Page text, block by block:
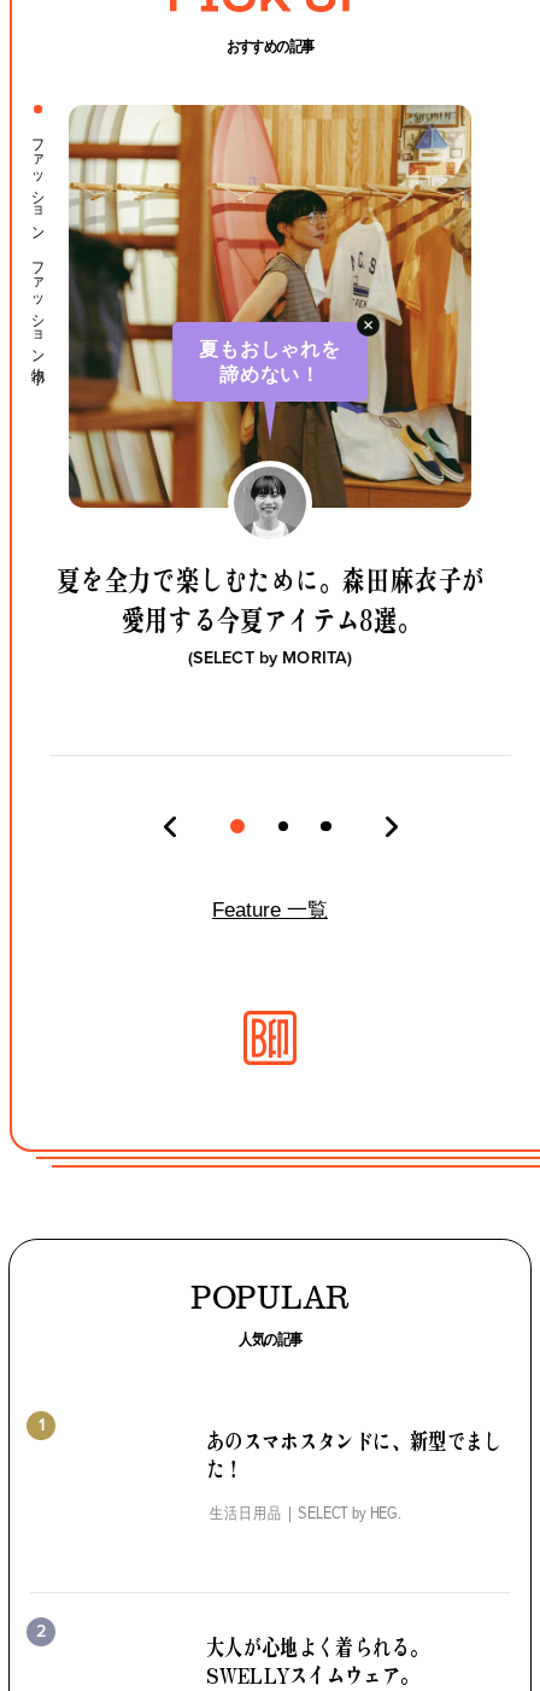
おすすめの記事
夏もおしゃれを
諦めない！
夏を全力で楽しむために。 森田麻衣子が
愛用する今夏アイテム8選。
(SELECT by MORITA)
ファッション ファッション小物
Feature 一覧
POPULAR
人気の記事
1 あのスマホスタンドに、新型でまし
た！
生活日用品 SELECT by HEG.
2
大人が心地よく着られる。
SWELLYスイムウェア。